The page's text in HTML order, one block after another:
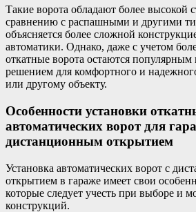
Такие ворота обладают более высокой
сравнению с распашными и другими
объясняется более сложной
автоматики. Однако, даже с учетом
откатные ворота остаются
решением для комфортного и
или другому объекту.
Особенности установки
автоматических ворот для
дистанционным открытием
Установка автоматических ворот с
открытием в гараже имеет свои
которые следует учесть при выборе и
конструкций.